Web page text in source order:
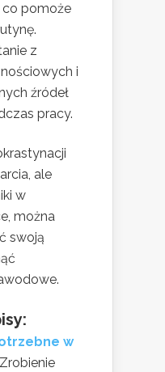
co pomoże
z
i
źródeł
pracy.
ale
w
można
swoją
w
Zrobienie